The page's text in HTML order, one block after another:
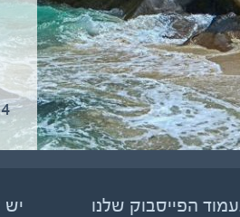
טיול שייט
בהדרכת גיל
5.6 | 12 ימים לפרטים
הפייסבוק שלנו יש